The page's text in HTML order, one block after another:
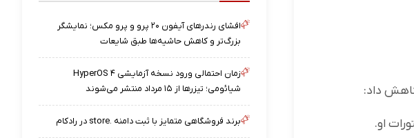
داد:
او.
افشای رندرهای آیفون ۲۰ پرو و پرو مکس؛ نمایشگر
بزرگ‌تر و کاهش حاشیه‌ها طبق شایعات
زمان احتمالی ورود نسخه آزمایشی HyperOS ۴
شیائومی؛ تیزرها از ۱۵ مرداد منتشر می‌شوند
برند فروشگاهی متمایز با ثبت دامنه .store در رادکام